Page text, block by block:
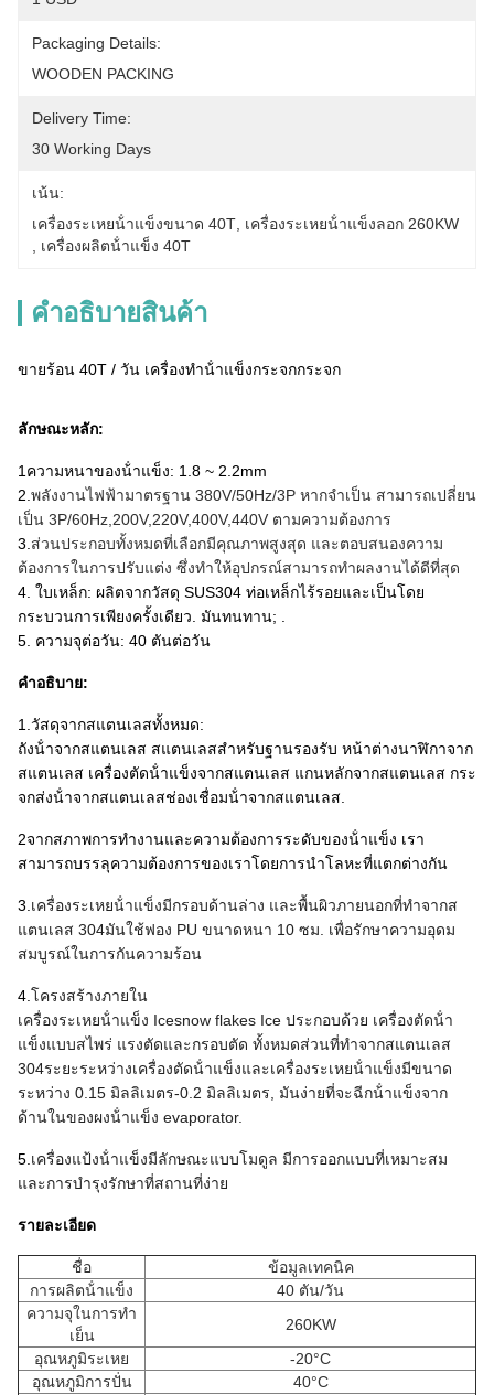
Packaging Details:
WOODEN PACKING
Delivery Time:
30 Working Days
เน้น:
เครื่องระเหยน้ําแข็งขนาด 40T เครื่องระเหยน้ําแข็งลอก 260KW
เครื่องผลิตน้ําแข็ง 40T
คําอธิบายสินค้า
ขายร้อน 40T / วัน เครื่องทําน้ําแข็งกระจกกระจก
ลักษณะหลัก:
1ความหนาของน้ําแข็ง: 1.8 ~ 2.2mm
2. พลังงานไฟฟ้ามาตรฐาน 380V/50Hz/3P หากจําเป็น สามารถเปลี่ยน
เป็น 3P/60Hz,200V,220V,400V,440V ตามความต้องการ
3. ส่วนประกอบทั้งหมดที่เลือกมีคุณภาพสูงสุด และตอบสนองความ
ต้องการในการปรับแต่ง ซึ่งทําให้อุปกรณ์สามารถทําผลงานได้ดีที่สุด
4. ใบเหล็ก: ผลิตจากวัสดุ SUS304 ท่อเหล็กไร้รอยและเป็นโดย
กระบวนการเพียงครั้งเดียว. มันทนทาน; .
5. ความจุต่อวัน: 40 ตันต่อวัน
คําอธิบาย:
1.วัสดุจากสแตนเลสทั้งหมด:
ถังน้ําจากสแตนเลส สแตนเลสสําหรับฐานรองรับ หน้าต่างนาฬิกาจาก
สแตนเลส เครื่องตัดน้ําแข็งจากสแตนเลส แกนหลักจากสแตนเลส กระ
จกส่งน้ําจากสแตนเลสช่องเชื่อมน้ําจากสแตนเลส.
2จากสภาพการทํางานและความต้องการระดับของน้ําแข็ง เรา
สามารถบรรลุความต้องการของเราโดยการนําโลหะที่แตกต่างกัน
3. เครื่องระเหยน้ําแข็งมีกรอบด้านล่าง และพื้นผิวภายนอกที่ทําจากส
แตนเลส 304มันใช้ฟอง PU ขนาดหนา 10 ซม. เพื่อรักษาความอุดม
สมบูรณ์ในการกันความร้อน
4. โครงสร้างภายใน
เครื่องระเหยน้ําแข็ง Icesnow flakes Ice ประกอบด้วย เครื่องตัดน้ํา
แข็งแบบสไพร่ แรงตัดและกรอบตัด ทั้งหมดส่วนที่ทําจากสแตนเลส
304ระยะระหว่างเครื่องตัดน้ําแข็งและเครื่องระเหยน้ําแข็งมีขนาด
ระหว่าง 0.15 มิลลิเมตร-0.2 มิลลิเมตร, มันง่ายที่จะฉีกน้ําแข็งจาก
ด้านในของผงน้ําแข็ง evaporator.
5. เครื่องแป้งน้ําแข็งมีลักษณะแบบโมดูล มีการออกแบบที่เหมาะสม
และการบํารุงรักษาที่สถานที่ง่าย
รายละเอียด
ชื่อ
ข้อมูลเทคนิค
การผลิตน้ําแข็ง
40 ตัน/วัน
ความจุในการทํา
เย็น
260KW
อุณหภูมิระเหย
-20°C
อุณหภูมิการปั่น
40°C